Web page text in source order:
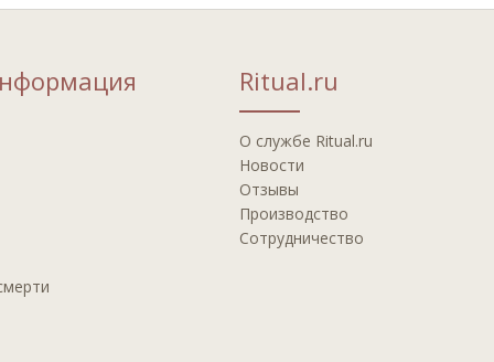
Ritual.ru
О службе Ritual.ru
Новости
Отзывы
Производство
Сотрудничество